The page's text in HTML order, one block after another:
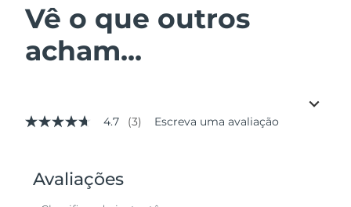
Vê o que outros
acham...
4.7
valor
4.7 (3) Escreva uma avaliação